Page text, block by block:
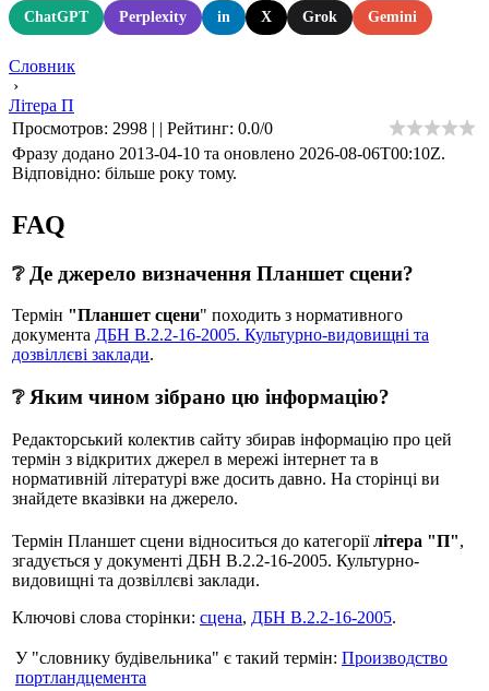
ChatGPT Perplexity in X Grok Gemini
Словник
›
Літера П
Просмотров: 2998 | | Рейтинг: 0.0/0
Фразу додано 2013-04-10 та оновлено 2026-08-06T00:10Z.
Відповідно: більше року тому.
FAQ
❔ Де джерело визначення Планшет сцени?
Термін "Планшет сцени" походить з нормативного
документа ДБН В.2.2-16-2005. Культурно-видовищні та
дозвіллєві заклади.
❔ Яким чином зібрано цю інформацію?
Редакторський колектив сайту збирав інформацію про цей
термін з відкритих джерел в мережі інтернет та в
нормативній літературі вже досить давно. На сторінці ви
знайдете вказівки на джерело.
Термін Планшет сцени відноситься до категоріїлітера "П",
згадується у документі ДБН В.2.2-16-2005. Культурно-
видовищні та дозвіллєві заклади.
Ключові слова сторінки: сцена, ДБН В.2.2-16-2005.
У "словнику будівельника" є такий термін: Производство
портландцемента